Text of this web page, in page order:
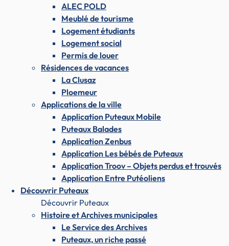
ALEC POLD
Meublé de tourisme
Logement étudiants
Logement social
Permis de louer
Résidences de vacances
La Clusaz
Ploemeur
Applications de la ville
Application Puteaux Mobile
Puteaux Balades
Application Zenbus
Application Les bébés de Puteaux
Application Troov – Objets perdus et trouvés
Application Entre Putéoliens
Découvrir Puteaux
Découvrir Puteaux
Histoire et Archives municipales
Le Service des Archives
Puteaux, un riche passé